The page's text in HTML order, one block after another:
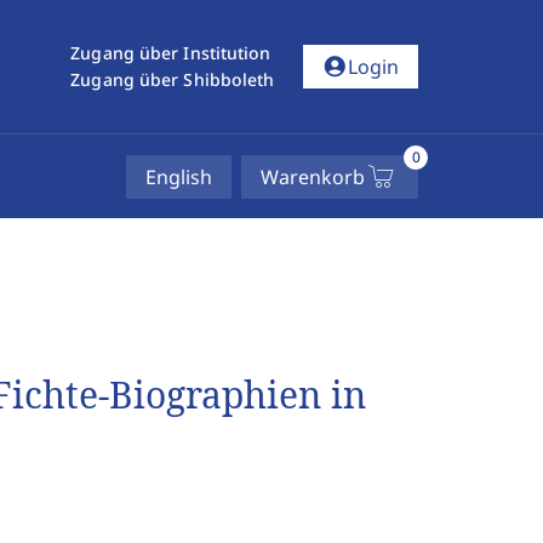
Zugang über Institution
Zugang über Shibboleth
account_circleLogin
English Warenkorb
0
Biographien in